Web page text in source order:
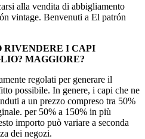
alla vendita di abbigliamento
vintage. Benvenuti a El patrón
RIVENDERE I CAPI
MAGGIORE?
regolati per generare il
possibile. In genere, i capi che ne
a un prezzo compreso tra 50%
per 50% a 150% in più
importo può variare a seconda
dei negozi.